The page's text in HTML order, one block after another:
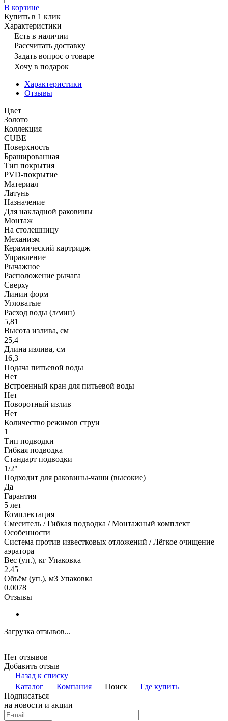
В корзине
Купить в 1 клик
Характеристики
Есть в наличии
Рассчитать доставку
Задать вопрос о товаре
Хочу в подарок
Характеристики
Отзывы
Цвет
Золото
Коллекция
CUBE
Поверхность
Брашированная
Тип покрытия
PVD-покрытие
Материал
Латунь
Назначение
Для накладной раковины
Монтаж
На столешницу
Механизм
Керамический картридж
Управление
Рычажное
Расположение рычага
Сверху
Линии форм
Угловатые
Расход воды (л/мин)
5,81
Высота излива, см
25,4
Длина излива, см
16,3
Подача питьевой воды
Нет
Встроенный кран для питьевой воды
Нет
Поворотный излив
Нет
Количество режимов струи
1
Тип подводки
Гибкая подводка
Стандарт подводки
1/2"
Подходит для раковины-чаши (высокие)
Да
Гарантия
5 лет
Комплектация
Смеситель / Гибкая подводка / Монтажный комплект
Особенности
Система против известковых отложений / Лёгкое очищение
аэратора
Вес (уп.), кг Упаковка
2.45
Объём (уп.), м3 Упаковка
0.0078
Отзывы
Загрузка отзывов...
Нет отзывов
Добавить отзыв
Назад к списку
Каталог
Компания Поиск
Где купить
Подписаться
на новости и акции